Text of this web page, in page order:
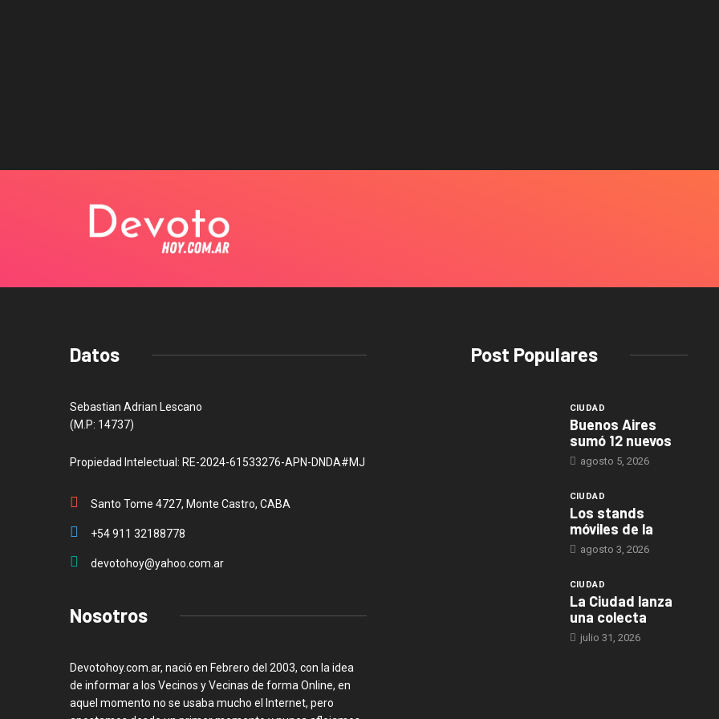
Datos
Sebastian Adrian Lescano
(M.P: 14737)
Propiedad Intelectual: RE-2024-61533276-APN-DNDA#MJ
Santo Tome 4727, Monte Castro, CABA
+54 911 32188778
devotohoy@yahoo.com.ar
Nosotros
Devotohoy.com.ar, nació en Febrero del 2003, con la idea
de informar a los Vecinos y Vecinas de forma Online, en
aquel momento no se usaba mucho el Internet, pero
Post Populares
CIUDAD
Buenos Aires
sumó 12 nuevos
agosto 5, 2026
CIUDAD
Los stands
móviles de la
agosto 3, 2026
CIUDAD
La Ciudad lanza
una colecta
julio 31, 2026